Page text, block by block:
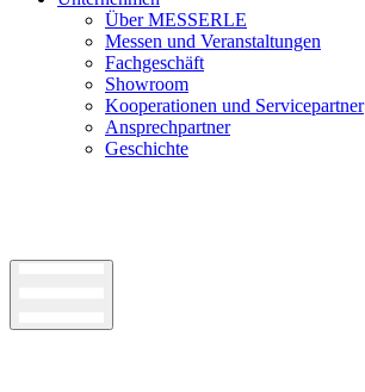
Über MESSERLE
Messen und Veranstaltungen
Fachgeschäft
Showroom
Kooperationen und Servicepartner
Ansprechpartner
Geschichte